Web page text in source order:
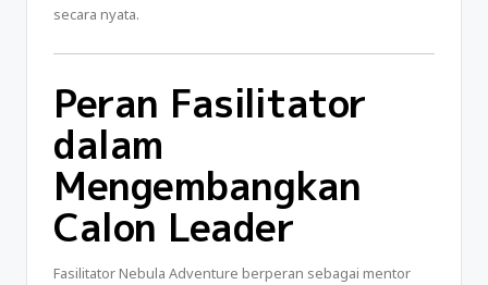
secara nyata.
Peran Fasilitator
dalam
Mengembangkan
Calon Leader
Fasilitator Nebula Adventure berperan sebagai mentor